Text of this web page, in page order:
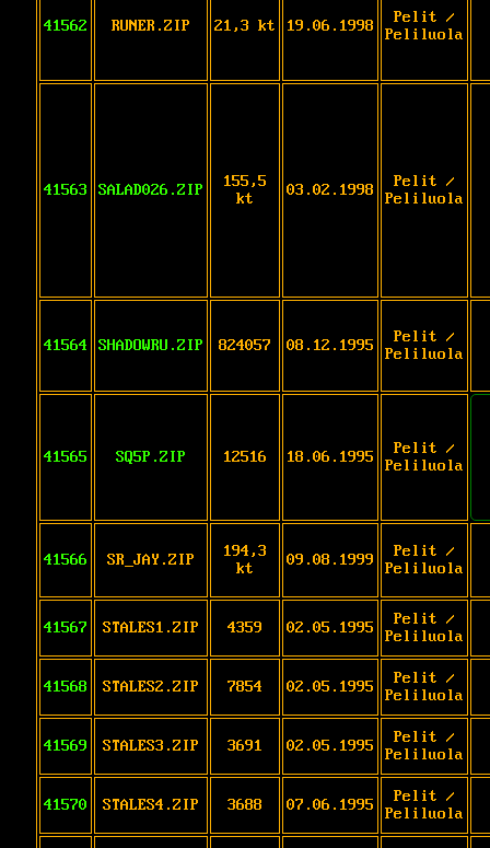
41562 RUNER.ZIP 21,3 kt 19.06.1998
Pelit /
Peliluola
41563 SALAD026.ZIP
155,5
kt
03.02.1998
Pelit /
Peliluola
41564 SHADOWRU.ZIP 824057 08.12.1995
Pelit /
Peliluola
41565 SQ5P.ZIP 12516 18.06.1995
Pelit /
Peliluola
41566 SR_JAY.ZIP
194,3
kt
09.08.1999
Pelit /
Peliluola
41567 STALES1.ZIP 4359 02.05.1995
Pelit /
Peliluola
41568 STALES2.ZIP 7854 02.05.1995
Pelit /
Peliluola
41569 STALES3.ZIP 3691 02.05.1995
Pelit /
Peliluola
41570 STALES4.ZIP 3688 07.06.1995
Pelit /
Peliluola